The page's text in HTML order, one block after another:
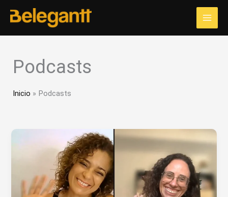
Podcasts
Inicio Podcasts